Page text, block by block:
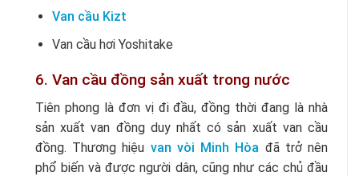
Van cầu Kizt
Van cầu hơi Yoshitake
6. Van cầu đồng sản xuất trong nước
Tiên phong là đơn vị đi đầu, đồng thời đang là nhà
sản xuất van đồng duy nhất có sản xuất van cầu
đồng. Thương hiệu van vòi Minh Hòa đã trở nên
phổ biến và được người dân, cũng như các chủ đầu